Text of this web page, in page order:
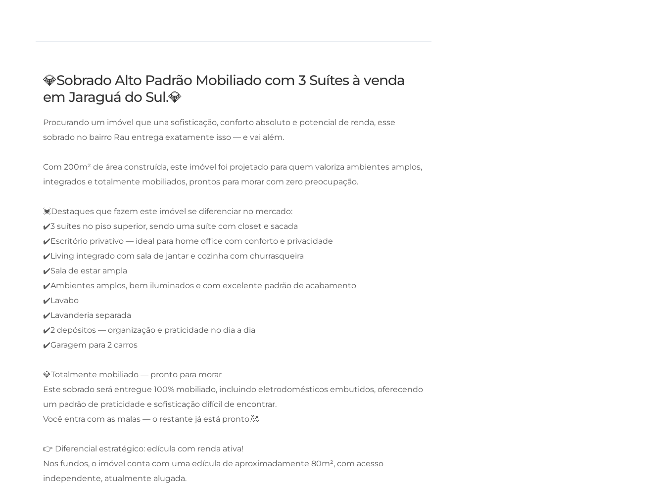
💎Sobrado Alto Padrão Mobiliado com 3 Suítes à venda
em Jaraguá do Sul.💎
Procurando um imóvel que una sofisticação, conforto absoluto e potencial de renda, esse
sobrado no bairro Rau entrega exatamente isso — e vai além.
Com 200m² de área construída, este imóvel foi projetado para quem valoriza ambientes amplos,
integrados e totalmente mobiliados, prontos para morar com zero preocupação.
💓Destaques que fazem este imóvel se diferenciar no mercado:
✔️3 suítes no piso superior, sendo uma suíte com closet e sacada
✔️Escritório privativo — ideal para home office com conforto e privacidade
✔️Living integrado com sala de jantar e cozinha com churrasqueira
✔️Sala de estar ampla
✔️Ambientes amplos, bem iluminados e com excelente padrão de acabamento
✔️Lavabo
✔️Lavanderia separada
✔️2 depósitos — organização e praticidade no dia a dia
✔️Garagem para 2 carros
💎Totalmente mobiliado — pronto para morar
Este sobrado será entregue 100% mobiliado, incluindo eletrodomésticos embutidos, oferecendo
um padrão de praticidade e sofisticação difícil de encontrar.
Você entra com as malas — o restante já está pronto.🥰
👉 Diferencial estratégico: edícula com renda ativa!
Nos fundos, o imóvel conta com uma edícula de aproximadamente 80m², com acesso
independente, atualmente alugada.